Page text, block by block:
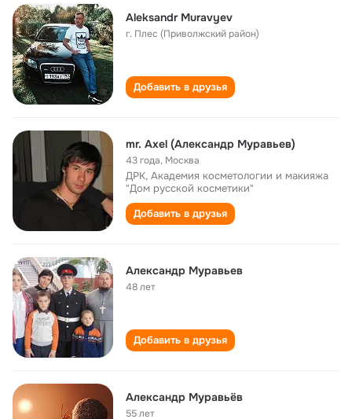
Aleksandr Muravyev
г. Плес (Приволжский район)
Добавить в друзья
mr. Axel (Александр Муравьев)
43 года, Москва
ДРК, Академия косметологии и макияжа
"Дом русской косметики"
Добавить в друзья
Александр Муравьев
48 лет
Добавить в друзья
Александр Муравьёв
55 лет